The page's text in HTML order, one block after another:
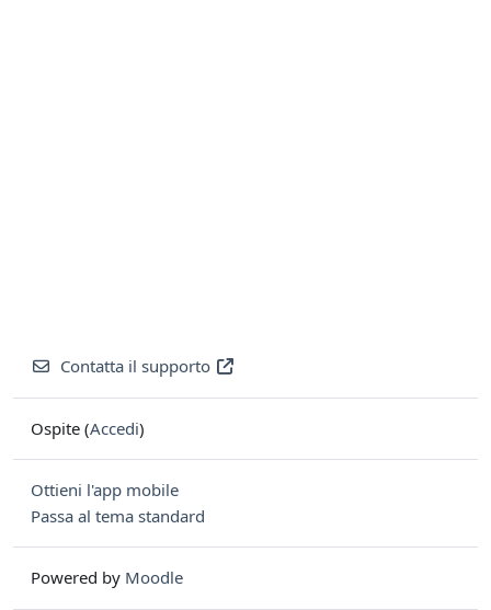
Contatta il supporto
Ospite (Accedi)
Ottieni l'app mobile
Passa al tema standard
Powered by Moodle